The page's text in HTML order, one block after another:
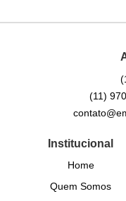
(11)
Institucional
Home
Quem Somos